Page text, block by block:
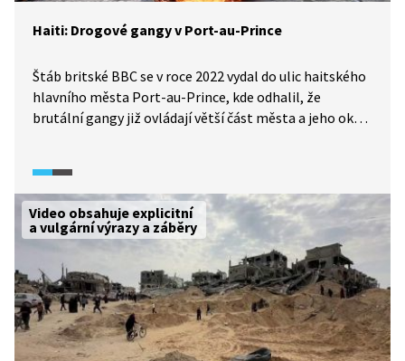
Haiti: Drogové gangy v Port-au-Prince
Štáb britské BBC se v roce 2022 vydal do ulic haitského
hlavního města Port-au-Prince, kde odhalil, že
brutální gangy již ovládají větší část města a jeho okolí.
vzestupu a jaké dopady má jejich činnost
na bezpečnostní a humanitární situaci v zemi.
Video obsahuje explicitní
a vulgární výrazy a záběry